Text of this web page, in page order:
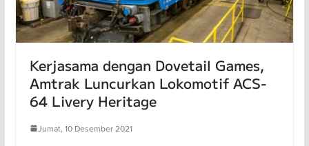
Kerjasama dengan Dovetail Games,
Amtrak Luncurkan Lokomotif ACS-
64 Livery Heritage
Jumat, 10 Desember 2021